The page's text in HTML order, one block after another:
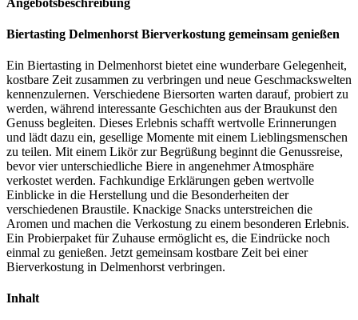
Biertasting Delmenhorst Bierverkostung gemeinsam genießen
Ein Biertasting in Delmenhorst bietet eine wunderbare Gelegenheit,
kostbare Zeit zusammen zu verbringen und neue Geschmackswelten
kennenzulernen. Verschiedene Biersorten warten darauf, probiert zu
werden, während interessante Geschichten aus der Braukunst den
Genuss begleiten. Dieses Erlebnis schafft wertvolle Erinnerungen
und lädt dazu ein, gesellige Momente mit einem Lieblingsmenschen
zu teilen. Mit einem Likör zur Begrüßung beginnt die Genussreise,
bevor vier unterschiedliche Biere in angenehmer Atmosphäre
verkostet werden. Fachkundige Erklärungen geben wertvolle
Einblicke in die Herstellung und die Besonderheiten der
verschiedenen Braustile. Knackige Snacks unterstreichen die
Aromen und machen die Verkostung zu einem besonderen Erlebnis.
Ein Probierpaket für Zuhause ermöglicht es, die Eindrücke noch
einmal zu genießen. Jetzt gemeinsam kostbare Zeit bei einer
Bierverkostung in Delmenhorst verbringen.
Inhalt